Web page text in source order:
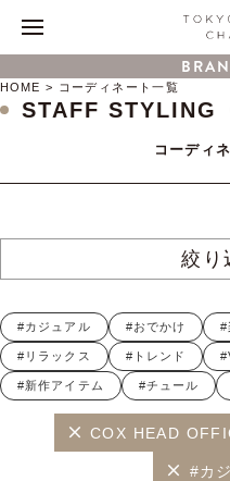
HOME コーディネート一覧
STAFF STYLING
コーディ
絞り
#カジュアル #おでかけ #
#リラックス #トレンド
#新作アイテム #チュール
COX HEAD
#カ